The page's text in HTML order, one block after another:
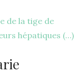
de la tige de
hépatiques (…)